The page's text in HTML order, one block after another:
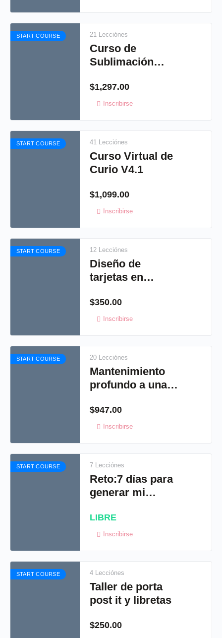
START COURSE 21 Lecciónes
Curso de
Sublimación
$1,297.00
Inscribirse
START COURSE 41 Lecciónes
Curso Virtual de
Curio V4.1
$1,099.00
Inscribirse
START COURSE 12 Lecciónes
Diseño de
tarjetas en
propias
invitaciones
$350.00
Inscribirse
START COURSE 20 Lecciónes
Mantenimiento
profundo a una
$947.00
Inscribirse
START COURSE 7 Lecciónes
Reto:7 días para
generar mi
LIBRE
Inscribirse
START COURSE 4 Lecciónes
Taller de porta
post it y libretas
$250.00